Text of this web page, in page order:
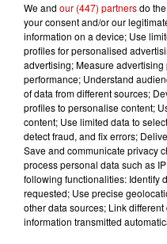
7 août
blessé
7 août 2026
Éclipse
du...
7 août
We and our (447) partnersdo
your consent and/or our
information on a device; Use
profiles for personalised
advertising; Measure
performance; Understand
of data from different sources;
profiles to personalise content;
content; Use limited data to
detect fraud, and fix errors;
Save and communicate privacy
process personal data such as
following functionalities: Identify
requested; Use precise
other data sources; Link
information transmitted